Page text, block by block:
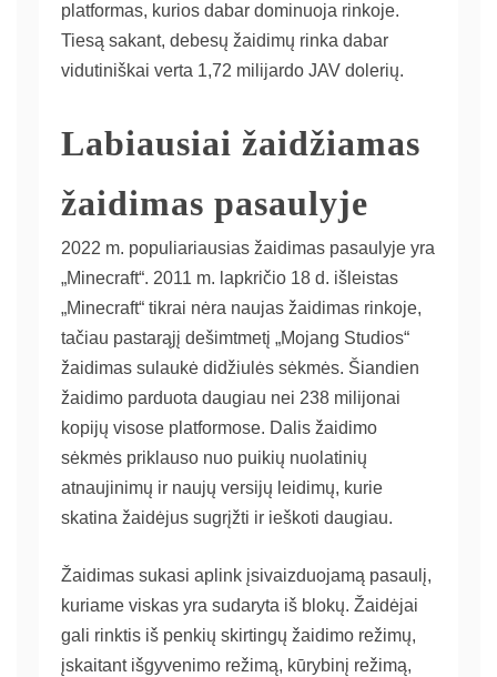
platformas, kurios dabar dominuoja rinkoje.
Tiesą sakant, debesų žaidimų rinka dabar
vidutiniškai verta 1,72 milijardo JAV dolerių.
Labiausiai žaidžiamas
žaidimas pasaulyje
2022 m. populiariausias žaidimas pasaulyje yra
„Minecraft“. 2011 m. lapkričio 18 d. išleistas
„Minecraft“ tikrai nėra naujas žaidimas rinkoje,
tačiau pastarąjį dešimtmetį „Mojang Studios“
žaidimas sulaukė didžiulės sėkmės. Šiandien
žaidimo parduota daugiau nei 238 milijonai
kopijų visose platformose. Dalis žaidimo
sėkmės priklauso nuo puikių nuolatinių
atnaujinimų ir naujų versijų leidimų, kurie
skatina žaidėjus sugrįžti ir ieškoti daugiau.
Žaidimas sukasi aplink įsivaizduojamą pasaulį,
kuriame viskas yra sudaryta iš blokų. Žaidėjai
gali rinktis iš penkių skirtingų žaidimo režimų,
įskaitant išgyvenimo režimą, kūrybinį režimą,